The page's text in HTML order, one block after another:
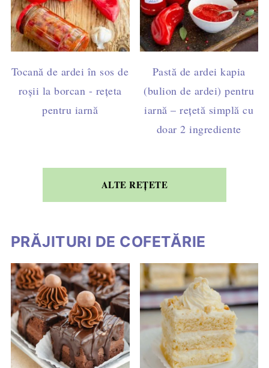
Tocană de ardei în sos de
roșii la borcan - rețeta
pentru iarnă
Pastă de ardei kapia
(bulion de ardei) pentru
iarnă – rețetă simplă cu
doar 2 ingrediente
ALTE REȚETE
PRĂJITURI DE COFETĂRIE